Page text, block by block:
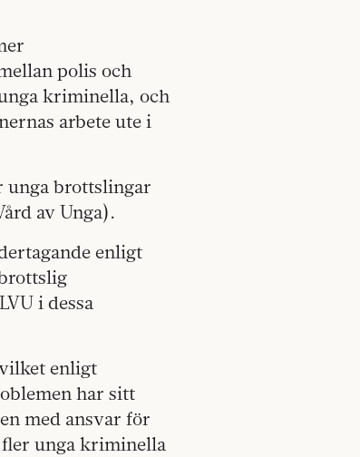
polis och
kriminella, och
arbete ute i
unga brottslingar
av Unga).
enligt
i dessa
enligt
har sitt
med ansvar för
unga kriminella